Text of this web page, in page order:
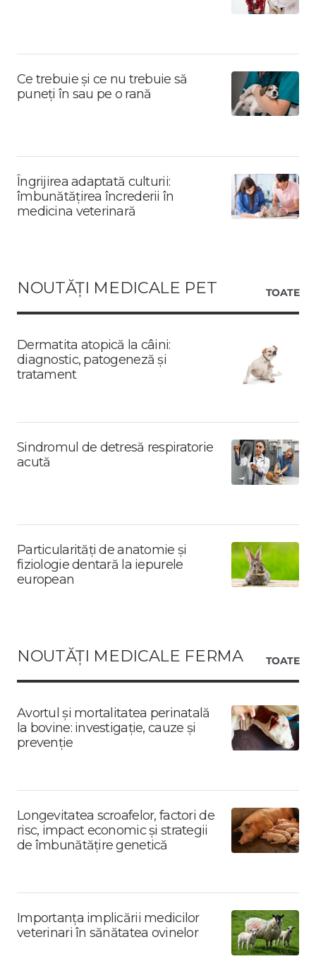
Ce trebuie și ce nu trebuie să
puneți în sau pe o rană
Îngrijirea adaptată culturii:
îmbunătățirea încrederii în
medicina veterinară
NOUTĂȚI MEDICALE PET TOATE
Dermatita atopică la câini:
diagnostic, patogeneză și
tratament
Sindromul de detresă respiratorie
acută
Particularități de anatomie și
fiziologie dentară la iepurele
european
NOUTĂȚI MEDICALE FERMA TOATE
Avortul și mortalitatea perinatală
la bovine: investigație, cauze și
prevenție
Longevitatea scroafelor, factori de
risc, impact economic și strategii
de îmbunătățire genetică
Importanța implicării medicilor
veterinari în sănătatea ovinelor